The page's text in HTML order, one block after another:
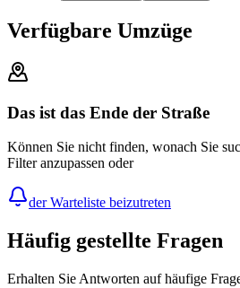
Verfügbare Umzüge
Das ist das Ende der Straße
Können Sie nicht finden, wonach Sie
Filter anzupassen oder
der Warteliste beizutreten
Häufig gestellte Fragen
Erhalten Sie Antworten auf häufige